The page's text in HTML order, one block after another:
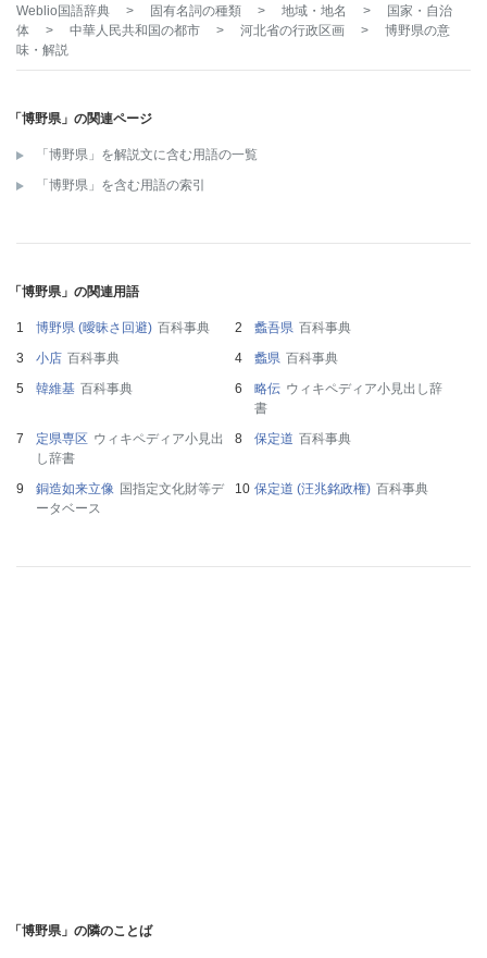
Weblio国語辞典 > 固有名詞の種類 > 地域・地名 >
国家・自治
体
> 中華人民共和国の都市 > 河北省の行政区画 > 博野県の意
味・解説
「博野県」の関連ページ
「博野県」を解説文に含む用語の一覧
「博野県」を含む用語の索引
「博野県」の関連用語
博野県 (曖昧さ回避) 百科事典 蠡吾県 百科事典
小店 百科事典 蠡県 百科事典
韓維基 百科事典 略伝 ウィキペディア小見出し辞
書
定県専区 ウィキペディア小見出
し辞書
保定道 百科事典
銅造如来立像 国指定文化財等デ
ータベース
保定道 (汪兆銘政権) 百科事典
「博野県」の隣のことば